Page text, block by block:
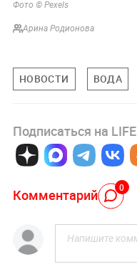
Фото © Pexels
Арина Родионова
НОВОСТИ ВОДА
Подписаться на LIFE
Комментарий 0